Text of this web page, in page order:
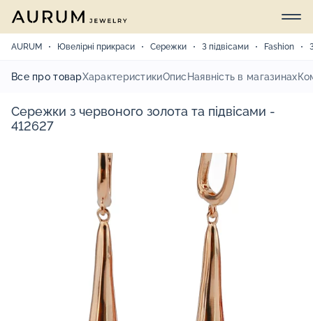
AURUM Ювелірні прикраси Сережки З підвісами Fashion
Все про товарХарактеристикиОпис Наявність в магазинах
Сережки з червоного золота та підвісами -
412627